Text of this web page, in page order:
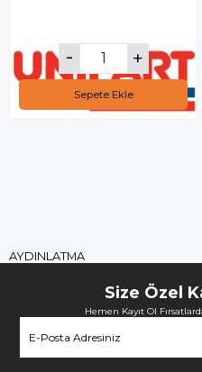
Sepete Ekle
AYDINLATMA
Size Özel
Hemen Kayıt Ol